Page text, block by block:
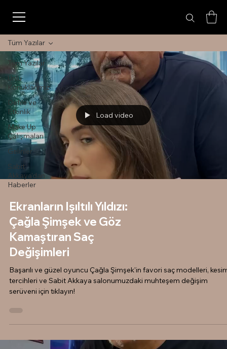
Tüm Yazılar
Ünlü
Konuklarımız
Defile ve
Etkinlik
Make Up
Çalışmaları
Gelinler
Sabit
Akkaya'dan
Haberler
Tüm Yazılar
Load video
Ekranların Işıltılı Yıldızı:
Çağla Şimşek ve Göz
Kamaştıran Saç
Değişimleri
Başarılı ve güzel oyuncu Çağla Şimşek'in favori saç modelleri,
tercihleri ve Sabit Akkaya salonumuzdaki muhteşem değişim
serüveni için tıklayın!